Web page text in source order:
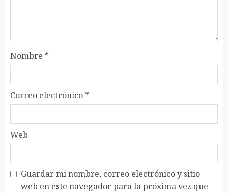
Nombre *
Correo electrónico *
Web
Guardar mi nombre, correo electrónico y sitio
web en este navegador para la próxima vez que